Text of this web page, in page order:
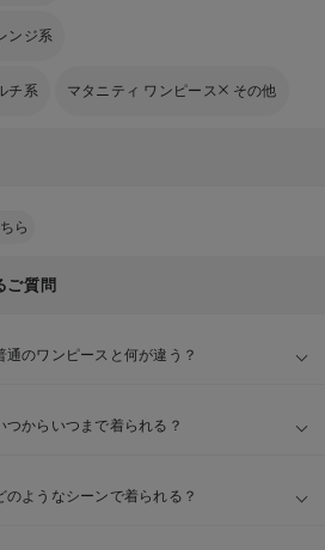
ンジ系
チ系 マタニティ ワンピース その他
ら
ご質問
のワンピースと何が違う？
からいつまで着られる？
ようなシーンで着られる？